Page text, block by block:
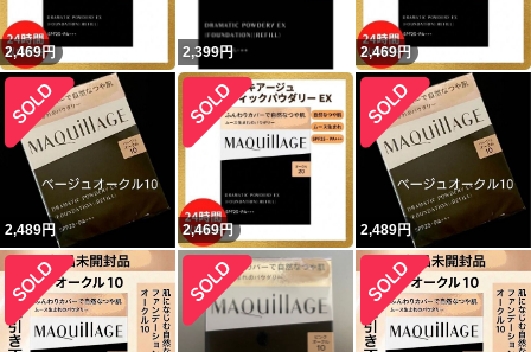
2,469円 2,399円 2,469円
2,489円 2,469円 2,489円